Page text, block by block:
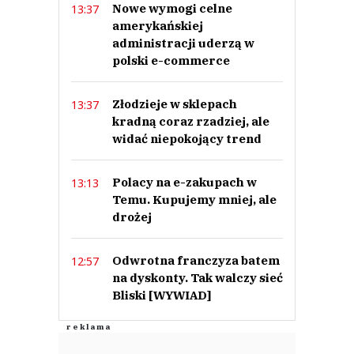
0
Młokos
30.08.2020 / 11:59
Widac, z tego ze i klienci i sklepikarze przyzwyczaili się już to tej ustawy, to
kolejny argument za tym, żeby już nic mieszać w tej ustawie.
0
0
13:37
Nowe wymogi celne
amerykańskiej
administracji uderzą w
polski e-commerce
13:37
Złodzieje w sklepach
kradną coraz rzadziej, ale
widać niepokojący trend
13:13
Polacy na e-zakupach w
Temu. Kupujemy mniej, ale
drożej
12:57
Odwrotna franczyza batem
na dyskonty. Tak walczy sieć
Bliski [WYWIAD]